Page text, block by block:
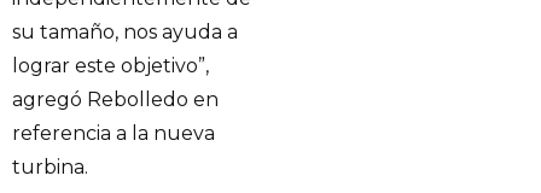
su tamaño, nos ayuda a
lograr este objetivo”,
agregó Rebolledo en
referencia a la nueva
turbina.